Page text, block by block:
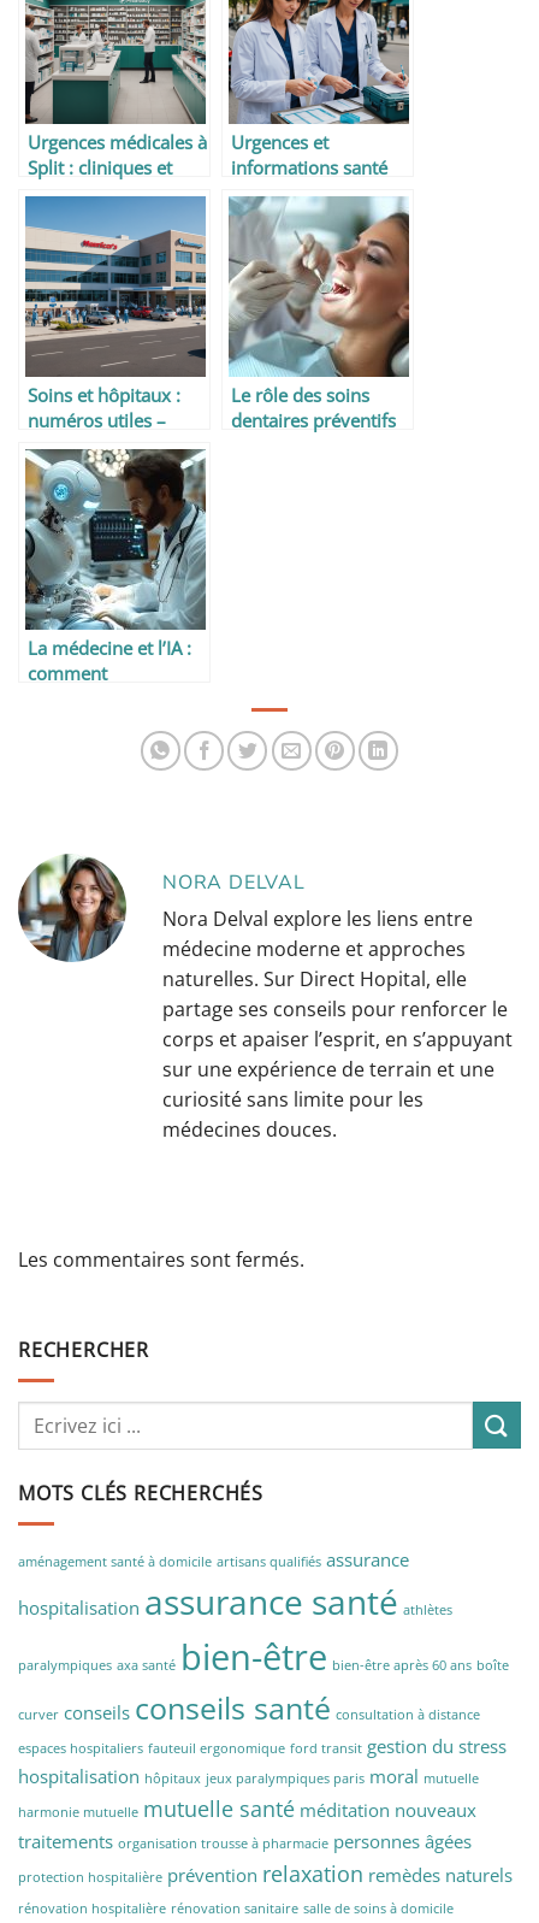
Urgences médicales à
Split : cliniques et
hôpitaux utiles aux
voyageurs
Urgences et
informations santé
pour voyageurs
responsables à Paris
Soins et hôpitaux :
numéros utiles –
pharmacies et
assurances
Le rôle des soins
dentaires préventifs
La médecine et l’IA :
comment
révolutionne les
NORA DELVAL
Nora Delval explore les liens entre
médecine moderne et approches
naturelles. Sur Direct Hopital, elle
partage ses conseils pour renforcer le
corps et apaiser l’esprit, en s’appuyant
sur une expérience de terrain et une
curiosité sans limite pour les
médecines douces.
Les commentaires sont fermés.
RECHERCHER
MOTS CLÉS RECHERCHÉS
aménagement santé à domicile artisans qualifiés assurance
hospitalisation assurance santé athlètes
paralympiques axa santé bien-être bien-être après 60 ans boîte
curver conseils conseils santé consultation à distance
espaces hospitaliers fauteuil ergonomique ford transit gestion du stress
hospitalisation hôpitaux jeux paralympiques paris moral mutuelle
harmonie mutuelle mutuelle santé méditation nouveaux
traitements organisation trousse à pharmacie personnes âgées
protection hospitalière prévention relaxation remèdes naturels
rénovation hospitalière rénovation sanitaire salle de soins à domicile